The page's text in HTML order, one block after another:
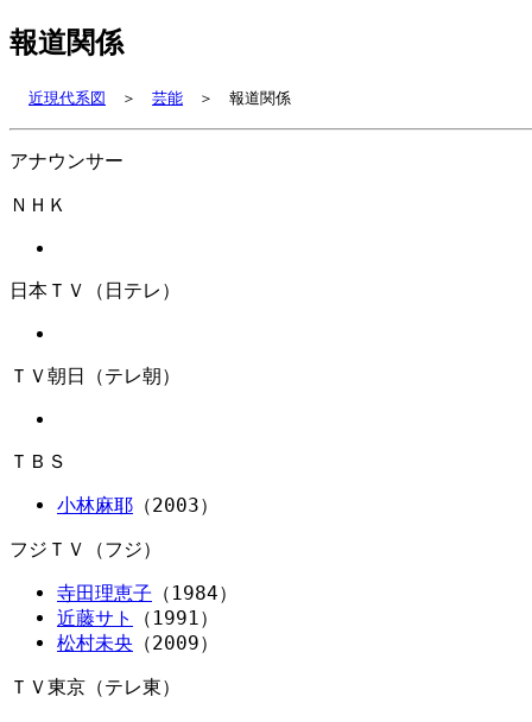
報道関係
近現代系図 ＞ 芸能 ＞ 報道関係
アナウンサー
ＮＨＫ
日本ＴＶ（日テレ）
ＴＶ朝日（テレ朝）
ＴＢＳ
小林麻耶 （2003）
フジＴＶ（フジ）
寺田理恵子 （1984）
近藤サト
（1991）
松村未央 （2009）
ＴＶ東京（テレ東）